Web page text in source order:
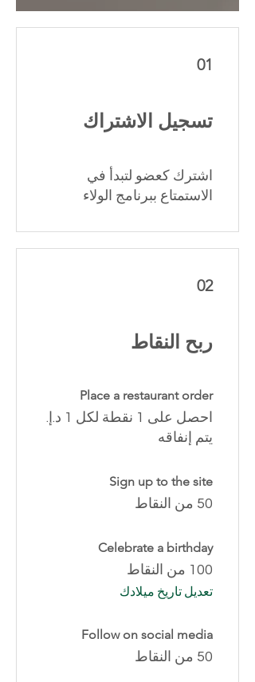
01
تسجيل الاشتراك
اشترك كعضو لتبدأ في
الاستمتاع ببرنامج الولاء
02
ربح النقاط
Place a restaurant order
احصل على 1 نقطة لكل ‏1 د.إ.‏
يتم إنفاقه
Sign up to the site
50 من النقاط
Celebrate a birthday
100 من النقاط
تعديل تاريخ ميلادك
Follow on social media
50 من النقاط